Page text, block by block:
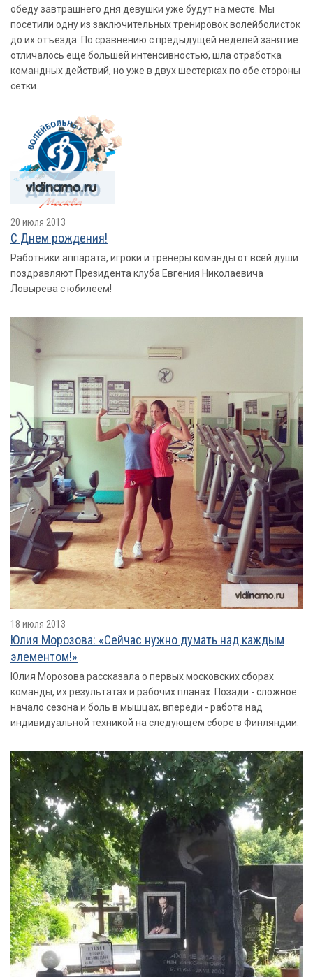
обеду завтрашнего дня девушки уже будут на месте. Мы
посетили одну из заключительных тренировок волейболисток
до их отъезда. По сравнению с предыдущей неделей занятие
отличалось еще большей интенсивностью, шла отработка
командных действий, но уже в двух шестерках по обе стороны
сетки.
20 июля 2013
С Днем рождения!
Работники аппарата, игроки и тренеры команды от всей души
поздравляют Президента клуба Евгения Николаевича
Ловырева с юбилеем!
18 июля 2013
Юлия Морозова: «Сейчас нужно думать над каждым
элементом!»
Юлия Морозова рассказала о первых московских сборах
команды, их результатах и рабочих планах. Позади - сложное
начало сезона и боль в мышцах, впереди - работа над
индивидуальной техникой на следующем сборе в Финляндии.